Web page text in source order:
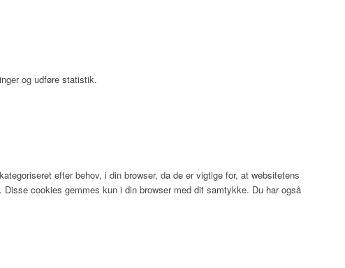
og udføre statistik.
efter behov, i din browser, da de er vigtige for, at websitetens
cookies gemmes kun i din browser med dit samtykke. Du har også